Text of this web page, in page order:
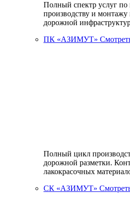
Полный спектр услуг
производству и
дорожной
ПК «АЗИМУТ»
Полный цикл
дорожной разметки.
лакокрасочных
СК «АЗИМУТ»